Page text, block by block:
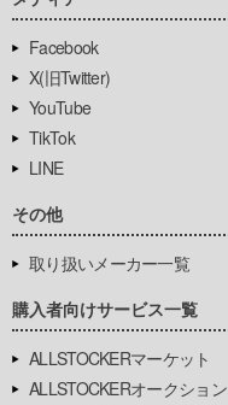
Facebook
X(旧Twitter)
YouTube
TikTok
LINE
その他
取り扱いメーカー一覧
購入者向けサービス一覧
ALLSTOCKERマーケット
ALLSTOCKERオークション